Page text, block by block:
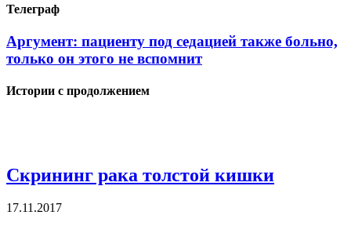
Телеграф
Аргумент: пациенту под седацией также больно,
только он этого не вспомнит
Истории с продолжением
Скрининг рака толстой кишки
17.11.2017